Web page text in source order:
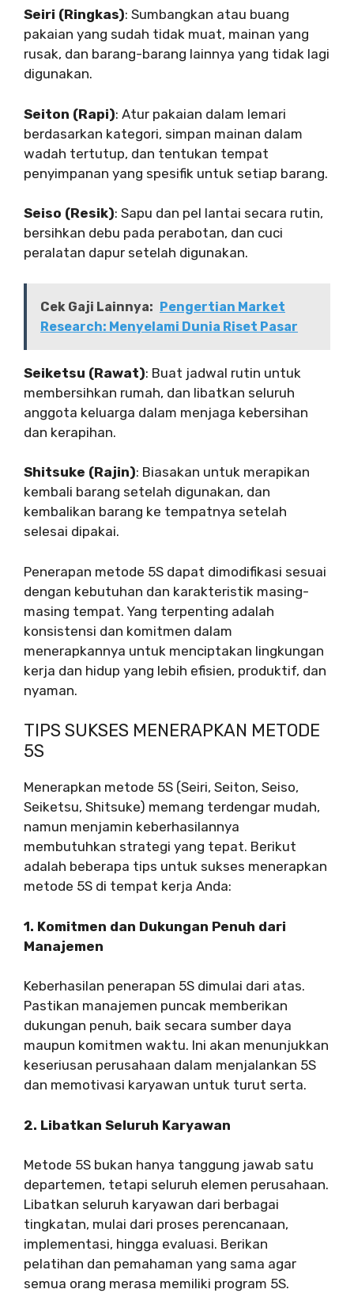
Seiri (Ringkas): Sumbangkan atau buang
pakaian yang sudah tidak muat, mainan yang
rusak, dan barang-barang lainnya yang tidak lagi
digunakan.
Seiton (Rapi): Atur pakaian dalam lemari
berdasarkan kategori, simpan mainan dalam
wadah tertutup, dan tentukan tempat
penyimpanan yang spesifik untuk setiap barang.
Seiso (Resik): Sapu dan pel lantai secara rutin,
bersihkan debu pada perabotan, dan cuci
peralatan dapur setelah digunakan.
Cek Gaji Lainnya: Pengertian Market
Research: Menyelami Dunia Riset Pasar
Seiketsu (Rawat): Buat jadwal rutin untuk
membersihkan rumah, dan libatkan seluruh
anggota keluarga dalam menjaga kebersihan
dan kerapihan.
Shitsuke (Rajin): Biasakan untuk merapikan
kembali barang setelah digunakan, dan
kembalikan barang ke tempatnya setelah
selesai dipakai.
Penerapan metode 5S dapat dimodifikasi sesuai
dengan kebutuhan dan karakteristik masing-
masing tempat. Yang terpenting adalah
konsistensi dan komitmen dalam
menerapkannya untuk menciptakan lingkungan
kerja dan hidup yang lebih efisien, produktif, dan
nyaman.
TIPS SUKSES MENERAPKAN METODE
5S
Menerapkan metode 5S (Seiri, Seiton, Seiso,
Seiketsu, Shitsuke) memang terdengar mudah,
namun menjamin keberhasilannya
membutuhkan strategi yang tepat. Berikut
adalah beberapa tips untuk sukses menerapkan
metode 5S di tempat kerja Anda:
1. Komitmen dan Dukungan Penuh dari
Manajemen
Keberhasilan penerapan 5S dimulai dari atas.
Pastikan manajemen puncak memberikan
dukungan penuh, baik secara sumber daya
maupun komitmen waktu. Ini akan menunjukkan
keseriusan perusahaan dalam menjalankan 5S
dan memotivasi karyawan untuk turut serta.
2. Libatkan Seluruh Karyawan
Metode 5S bukan hanya tanggung jawab satu
departemen, tetapi seluruh elemen perusahaan.
Libatkan seluruh karyawan dari berbagai
tingkatan, mulai dari proses perencanaan,
implementasi, hingga evaluasi. Berikan
pelatihan dan pemahaman yang sama agar
semua orang merasa memiliki program 5S.